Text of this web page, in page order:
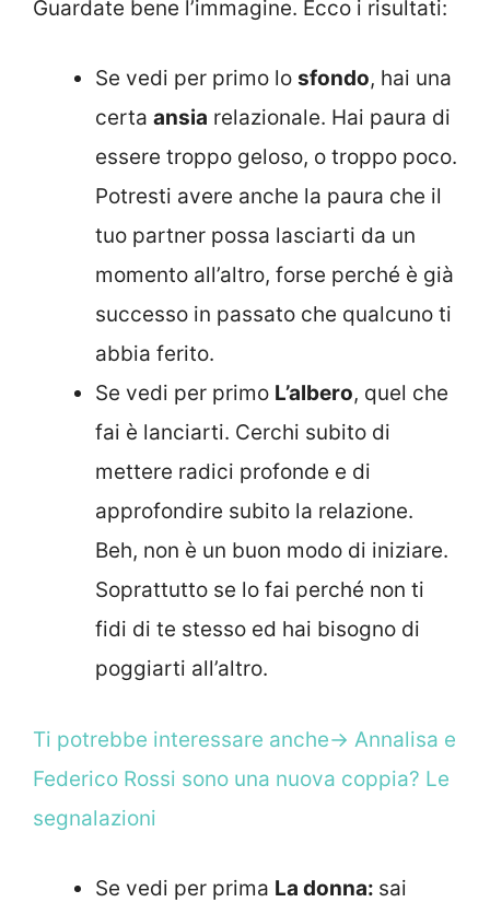
Guardate bene l’immagine. Ecco i risultati:
Se vedi per primo lo sfondo, hai una
certa ansia relazionale. Hai paura di
essere troppo geloso, o troppo poco.
Potresti avere anche la paura che il
tuo partner possa lasciarti da un
momento all’altro, forse perché è già
successo in passato che qualcuno ti
abbia ferito.
Se vedi per primo L’albero, quel che
fai è lanciarti. Cerchi subito di
mettere radici profonde e di
approfondire subito la relazione.
Beh, non è un buon modo di iniziare.
Soprattutto se lo fai perché non ti
fidi di te stesso ed hai bisogno di
poggiarti all’altro.
Ti potrebbe interessare anche-> Annalisa e
Federico Rossi sono una nuova coppia? Le
segnalazioni
Se vedi per prima La donna: sai